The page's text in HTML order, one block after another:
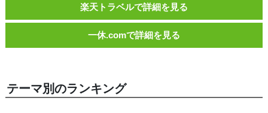
楽天トラベルで詳細を見る
一休.comで詳細を見る
テーマ別のランキング